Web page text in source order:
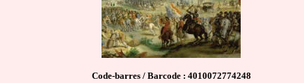
Code-barres / Barcode : 4010072774248